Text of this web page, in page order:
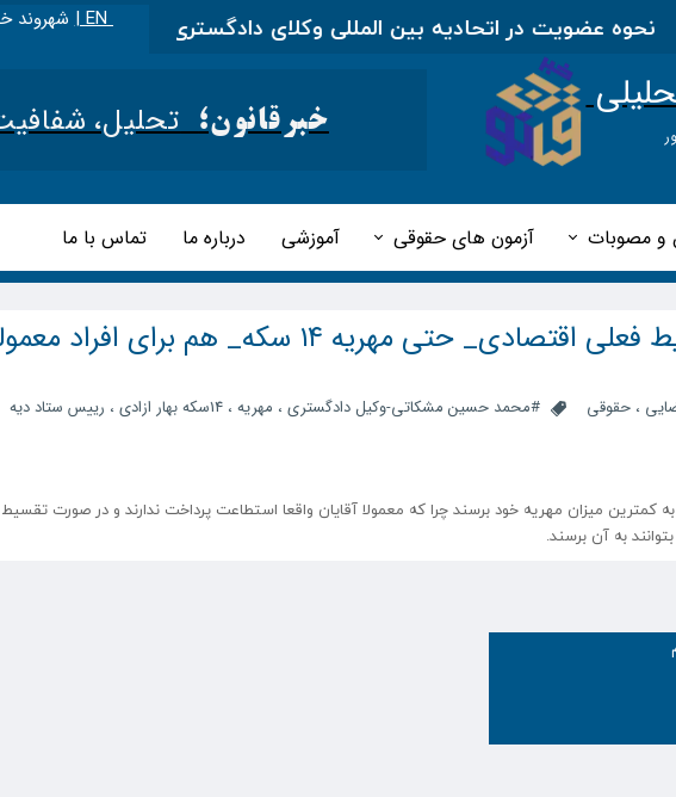
نحوه عضویت در اتحادیه بین المللی وکلای دادگستری| مطالب
EN | شهروند
خبرقانون؛ تحلیل،
و مصوبات آزمون های حقوقی آموزشی درباره ما تماس با ما
رئیس ستاد دیه: در شرایط فعلی اقتصادی_ حتی مهریه ۱۴ سکه_ هم برای
، حقوقی #محمد حسین مشکاتی-وکیل دادگستری ، مهریه ، 14سکه بهار ازادی ، رییس ستاد دیه
کمترین میزان مهریه خود برسند چرا که معمولا آقایان واقعا استطاعت پرداخت ندارند و در صورت
به آن برسند.